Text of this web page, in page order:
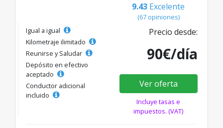
9.43 Excelente
(67 opiniones)
Igual a igual
Kilometraje ilimitado
Reunirse y Saludar
Depósito en efectivo
aceptado
Conductor adicional
incluido
Precio desde:
90€/día
Ver oferta
Incluye tasas e
impuestos. (VAT)